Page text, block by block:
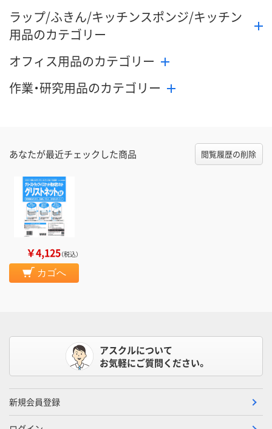
ラップ/ふきん/キッチンスポンジ/キッチン
用品のカテゴリー
オフィス用品のカテゴリー
作業・研究用品のカテゴリー
あなたが最近チェックした商品 閲覧履歴の削除
￥4,125（税込）
カゴへ
アスクルについて
お気軽にご質問ください。
新規会員登録